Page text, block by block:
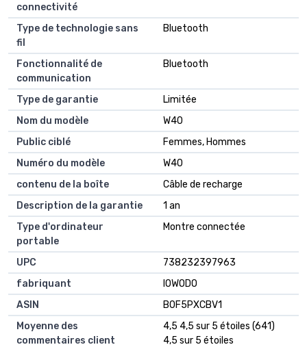
connectivité
Type de technologie sans
fil
Bluetooth
Fonctionnalité de
communication
Bluetooth
Type de garantie
Limitée
Nom du modèle
W40
Public ciblé
Femmes, Hommes
Numéro du modèle
W40
contenu de la boîte
Câble de recharge
Description de la garantie
1 an
Type d'ordinateur
portable
Montre connectée
UPC
738232397963
fabriquant
IOWODO
ASIN
B0F5PXCBV1
Moyenne des
commentaires client
4,5 4,5 sur 5 étoiles (641)
4,5 sur 5 étoiles